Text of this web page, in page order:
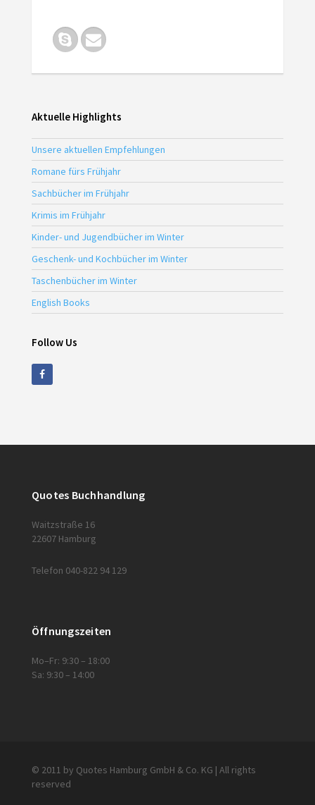
Aktuelle Highlights
Unsere aktuellen Empfehlungen
Romane fürs Frühjahr
Sachbücher im Frühjahr
Krimis im Frühjahr
Kinder- und Jugendbücher im Winter
Geschenk- und Kochbücher im Winter
Taschenbücher im Winter
English Books
Follow Us
Quotes Buchhandlung
Waitzstraße 16
22607 Hamburg
Telefon 040-822 94 129
Öffnungszeiten
Mo–Fr: 9:30 – 18:00
Sa: 9:30 – 14:00
© 2011 by Quotes Hamburg GmbH & Co. KG | All rights
reserved